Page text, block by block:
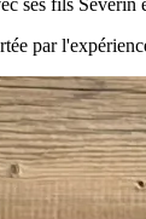
par